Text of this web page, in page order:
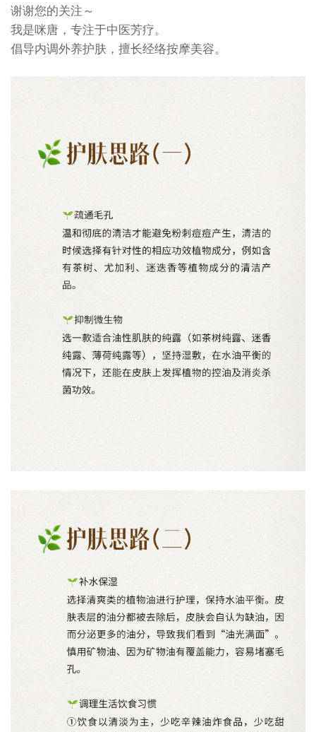
谢谢您的关注～
我是咪唐，专注于中医芳疗。
倡导内调外养护肤，擅长经络按摩美容。